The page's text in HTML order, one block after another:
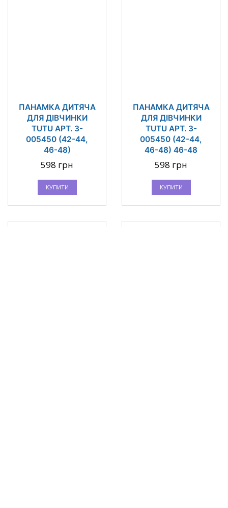
ПАНАМКА ДИТЯЧА
ДЛЯ ДІВЧИНКИ
TUTU АРТ. 3-
005450 (42-44,
46-48)
598 грн
КУПИТИ
ПАНАМКА ДИТЯЧА
ДЛЯ ДІВЧИНКИ
TUTU АРТ. 3-
005450 (42-44,
46-48) 46-48
598 грн
КУПИТИ